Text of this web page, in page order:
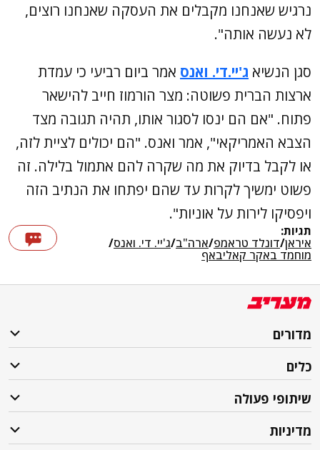
נרגיש שאנחנו מקבלים את העסקה שאנחנו רוצים,
לא נעשה אותה".
סגן הנשיא ג'יי.די. ואנס אמר ביום רביעי כי עמדת
ארצות הברית פשוטה: מצר הורמוז חייב להישאר
פתוח. "אם הם ינסו לסגור אותו, תהיה תגובה מצד
הצבא האמריקאי", אמר ואנס. "הם יכולים לציית לזה,
או לקבל בדיוק את מה שקרה להם אתמול בלילה. זה
פשוט ימשיך לקרות עד שהם יפתחו את הנתיב הזה
ויפסיקו לירות על אוניות".
תגיות:
איראן/דונלד טראמפ/ארה"ב/ג'יי. די. ואנס/
מוחמד באקר קאליבאף
מדורים
כלים
שיתופי פעולה
מדיניות